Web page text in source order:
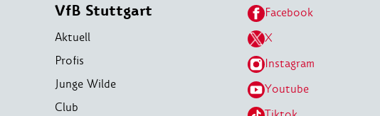
VfB Stuttgart
Aktuell
Profis
Junge Wilde
Club
Facebook
X
Instagram
Youtube